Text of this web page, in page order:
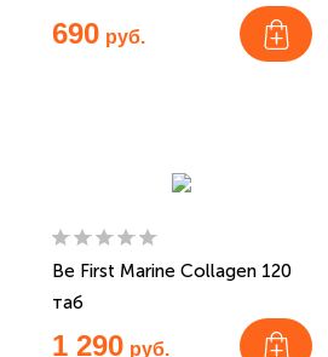
690 руб.
Ве First Marine Collagen 120
таб
1 290 руб.